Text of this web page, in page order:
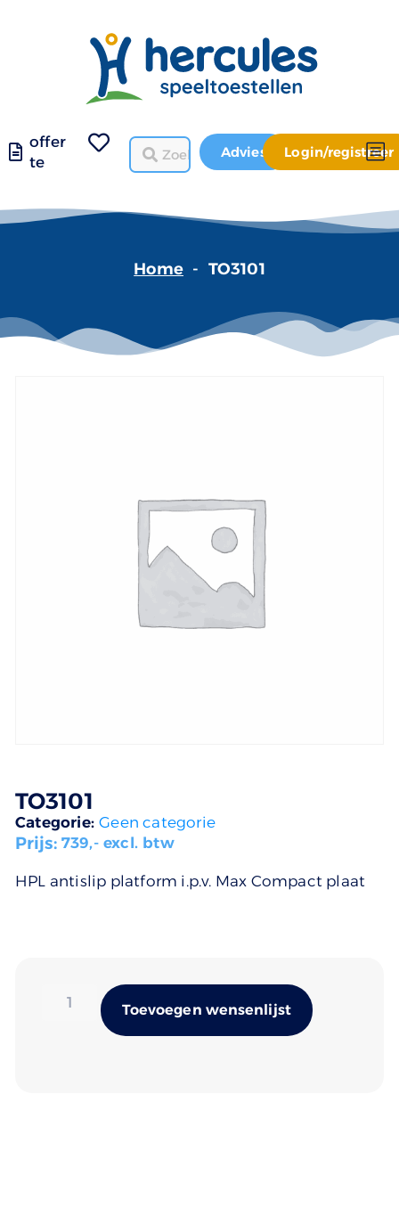
offer
te
Advies Login/registreer
Home - TO3101
TO3101
Categorie:Geen categorie
Prijs:739,- excl. btw
HPL antislip platform i.p.v. Max Compact plaat
Toevoegen wensenlijst